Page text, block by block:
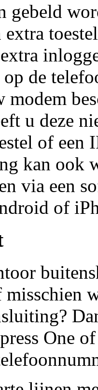
gebeld
de
modem
u deze
of een
kan ook
via een
of
misschien
One